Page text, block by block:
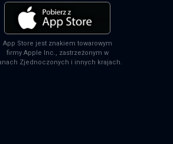
App Store jest znakiem towarowym
firmy Apple Inc., zastrzeżonym w
Zjednoczonych i innych krajach.